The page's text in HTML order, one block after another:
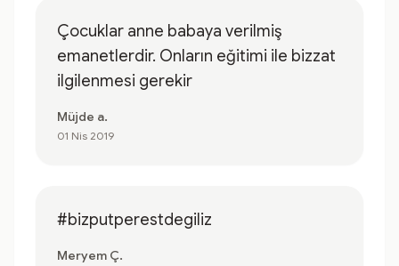
Çocuklar anne babaya verilmiş
emanetlerdir. Onların eğitimi ile bizzat
ilgilenmesi gerekir
Müjde a.
01 Nis 2019
#bizputperestdegiliz
Meryem Ç.